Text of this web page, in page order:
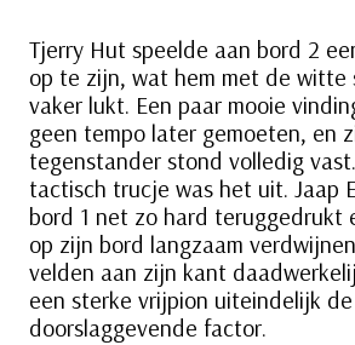
Tjerry Hut speelde aan bord 2
op te zijn, wat hem met de witte
vaker lukt. Een paar mooie
geen tempo later gemoeten, en
tegenstander stond volledig
tactisch trucje was het uit. Jaap
bord 1 net zo hard teruggedrukt
op zijn bord langzaam
velden aan zijn kant
een sterke vrijpion uiteindelijk de
doorslaggevende factor.